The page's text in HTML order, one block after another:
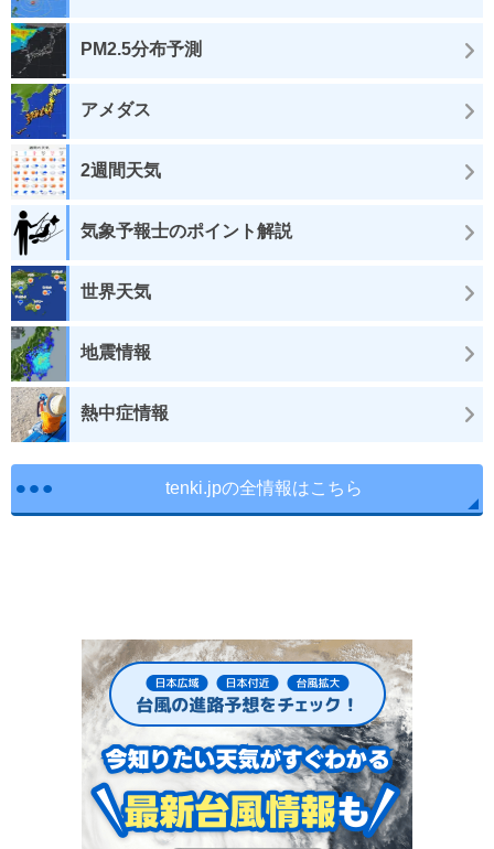
PM2.5分布予測
アメダス
2週間天気
気象予報士のポイント解説
世界天気
地震情報
熱中症情報
tenki.jpの全情報はこちら